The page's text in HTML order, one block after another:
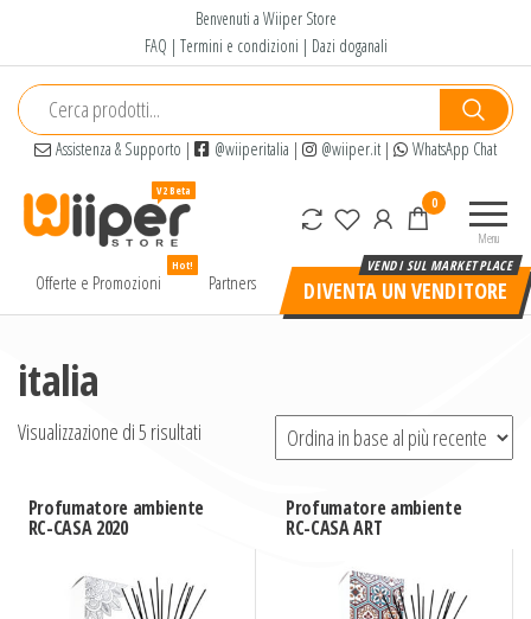
contenuto
Benvenuti a Wiiper Store
FAQ | Termini e condizioni | Dazi doganali
Assistenza & Supporto | @wiiperitalia | @wiiper.it| WhatsApp Chat
alta
Menu
0
Offerte e Promozioni
Hot!
Partners DIVENTA UN VENDITORE
italia
Visualizzazione di 5 risultati
Profumatore ambiente
RC-CASA 2020
Profumatore ambiente
RC-CASA ART